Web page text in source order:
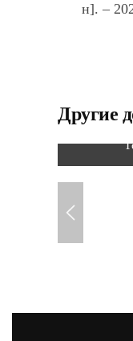
н]. –
Другие